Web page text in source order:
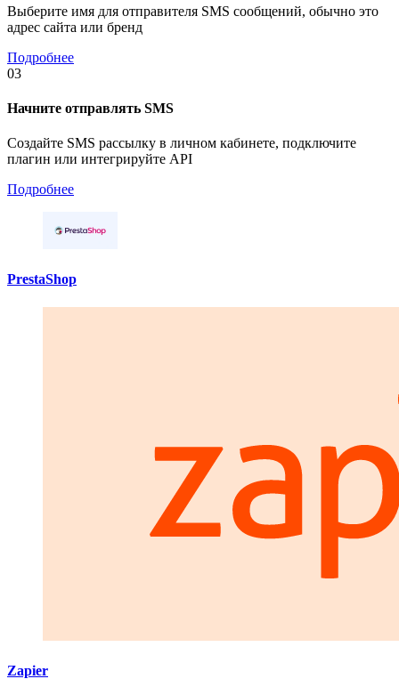
Выберите имя для отправителя SMS сообщений, обычно это
адрес сайта или бренд
Подробнее
03
Начните отправлять SMS
Создайте SMS рассылку в личном кабинете, подключите
плагин или интегрируйте API
Подробнее
PrestaShop
Zapier